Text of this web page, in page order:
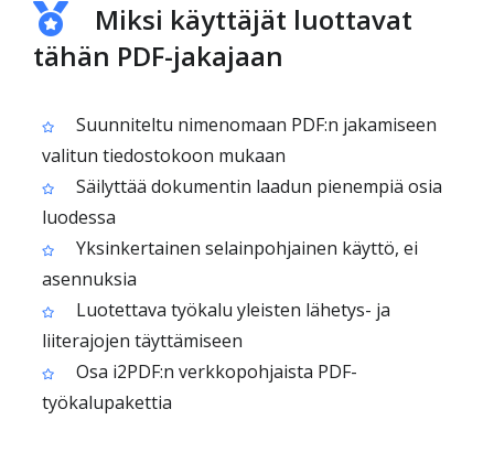
Miksi käyttäjät luottavat
tähän PDF-jakajaan
Suunniteltu nimenomaan PDF:n jakamiseen
valitun tiedostokoon mukaan
Säilyttää dokumentin laadun pienempiä osia
luodessa
Yksinkertainen selainpohjainen käyttö, ei
asennuksia
Luotettava työkalu yleisten lähetys- ja
liiterajojen täyttämiseen
Osa i2PDF:n verkkopohjaista PDF-
työkalupakettia